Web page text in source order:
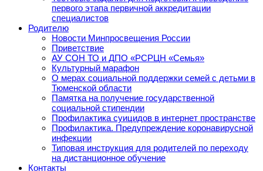
первого этапа первичной аккредитации
специалистов
Родителю
Новости Минпросвещения России
Приветствие
АУ СОН ТО и ДПО «РСРЦН «Семья»
Культурный марафон
О мерах социальной поддержки семей с детьми в
Тюменской области
Памятка на получение государственной
социальной стипендии
Профилактика суицидов в интернет пространстве
Профилактика. Предупреждение коронавирусной
инфекции
Типовая инструкция для родителей по переходу
на дистанционное обучение
Контакты